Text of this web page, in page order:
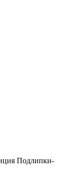
Подлипки-